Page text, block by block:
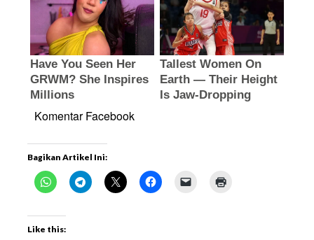
Komentar Facebook
Bagikan Artikel Ini:
Like this: